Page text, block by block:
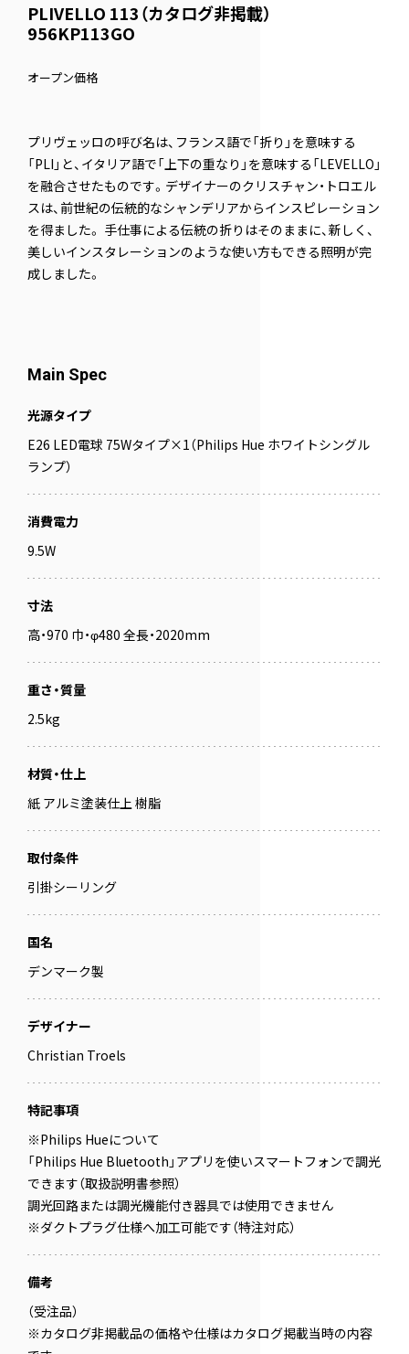
PLIVELLO 113（カタログ非掲載）
956KP113GO
オープン価格
プリヴェッロの呼び名は、フランス語で「折り」を意味する
「PLI」と、イタリア語で「上下の重なり」を意味する「LEVELLO」
を融合させたものです。デザイナーのクリスチャン・トロエル
スは、前世紀の伝統的なシャンデリアからインスピレーション
を得ました。 手仕事による伝統の折りはそのままに、新しく、
美しいインスタレーションのような使い方もできる照明が完
成しました。
Main Spec
光源タイプ
E26 LED電球 75Wタイプ×1（Philips Hue ホワイトシングル
ランプ）
消費電力
9.5W
寸法
高・970 巾・φ480 全長・2020mm
重さ・質量
2.5kg
材質・仕上
紙 アルミ塗装仕上 樹脂
取付条件
引掛シーリング
国名
デンマーク製
デザイナー
Christian Troels
特記事項
※Philips Hueについて
「Philips Hue Bluetooth」アプリを使いスマートフォンで調光
できます（取扱説明書参照）
調光回路または調光機能付き器具では使用できません
※ダクトプラグ仕様へ加工可能です（特注対応）
備考
（受注品）
※カタログ非掲載品の価格や仕様はカタログ掲載当時の内容